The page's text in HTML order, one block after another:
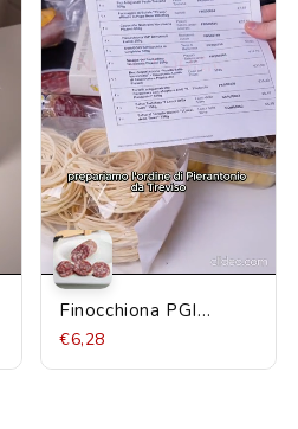
Finocchiona PGI
Benvenuti Lucca 250g
€6,28